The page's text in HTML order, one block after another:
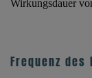
Wirkungsdauer
Frequenz